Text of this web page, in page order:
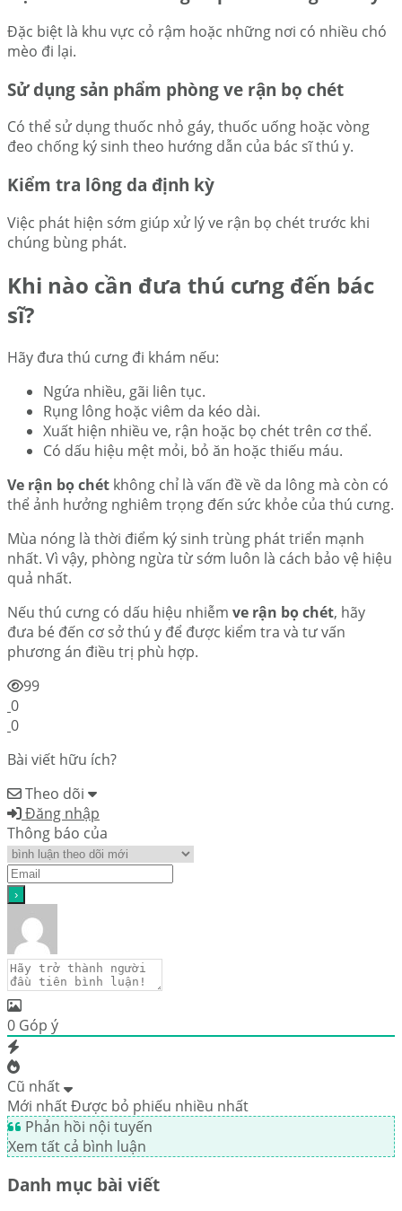
Đặc biệt là khu vực cỏ rậm hoặc những nơi có nhiều chó
mèo đi lại.
Sử dụng sản phẩm phòng ve rận bọ chét
Có thể sử dụng thuốc nhỏ gáy, thuốc uống hoặc vòng
đeo chống ký sinh theo hướng dẫn của bác sĩ thú y.
Kiểm tra lông da định kỳ
Việc phát hiện sớm giúp xử lý ve rận bọ chét trước khi
chúng bùng phát.
Khi nào cần đưa thú cưng đến bác
sĩ?
Hãy đưa thú cưng đi khám nếu:
Ngứa nhiều, gãi liên tục.
Rụng lông hoặc viêm da kéo dài.
Xuất hiện nhiều ve, rận hoặc bọ chét trên cơ thể.
Có dấu hiệu mệt mỏi, bỏ ăn hoặc thiếu máu.
Ve rận bọ chét không chỉ là vấn đề về da lông mà còn có
thể ảnh hưởng nghiêm trọng đến sức khỏe của thú cưng.
Mùa nóng là thời điểm ký sinh trùng phát triển mạnh
nhất. Vì vậy, phòng ngừa từ sớm luôn là cách bảo vệ hiệu
quả nhất.
Nếu thú cưng có dấu hiệu nhiễm ve rận bọ chét, hãy
đưa bé đến cơ sở thú y để được kiểm tra và tư vấn
phương án điều trị phù hợp.
99
0
0
Bài viết hữu ích?
Theo dõi
Đăng nhập
Thông báo của
0 Góp ý
Cũ nhất
Mới nhấtĐược bỏ phiếu nhiều nhất
Phản hồi nội tuyến
Xem tất cả bình luận
Danh mục bài viết